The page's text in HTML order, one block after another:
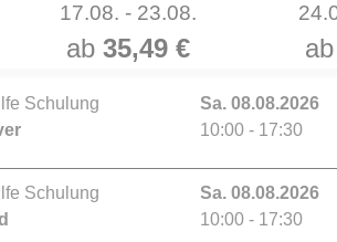
17.08. - 23.08.
ab 35,49 € ab
Schulung
Sa. 08.08.2026
10:00 - 17:30
Schulung
Sa. 08.08.2026
10:00 - 17:30